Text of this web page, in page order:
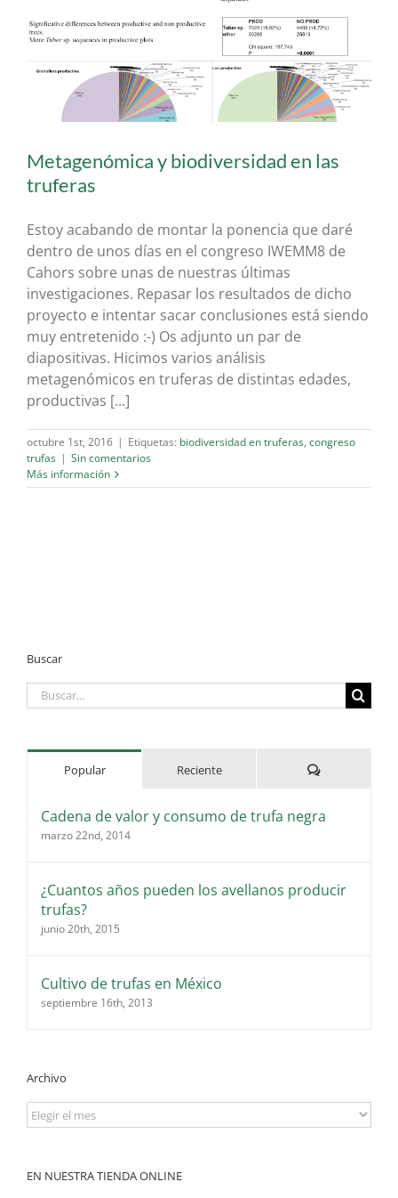
Metagenómica y biodiversidad en las
truferas
Estoy acabando de montar la ponencia que daré
dentro de unos días en el congreso IWEMM8 de
Cahors sobre unas de nuestras últimas
investigaciones. Repasar los resultados de dicho
proyecto e intentar sacar conclusiones está siendo
muy entretenido :-) Os adjunto un par de
diapositivas. Hicimos varios análisis
metagenómicos en truferas de distintas edades,
productivas [...]
octubre 1st, 2016 | Etiquetas: biodiversidad en truferas, congreso
trufas | Sin comentarios
Más información
Buscar
Buscar:
Popular Reciente Comentarios
Cadena de valor y consumo de trufa negra
marzo 22nd, 2014
¿Cuantos años pueden los avellanos producir
trufas?
junio 20th, 2015
Cultivo de trufas en México
septiembre 16th, 2013
Archivo
Archivo
EN NUESTRA TIENDA ONLINE